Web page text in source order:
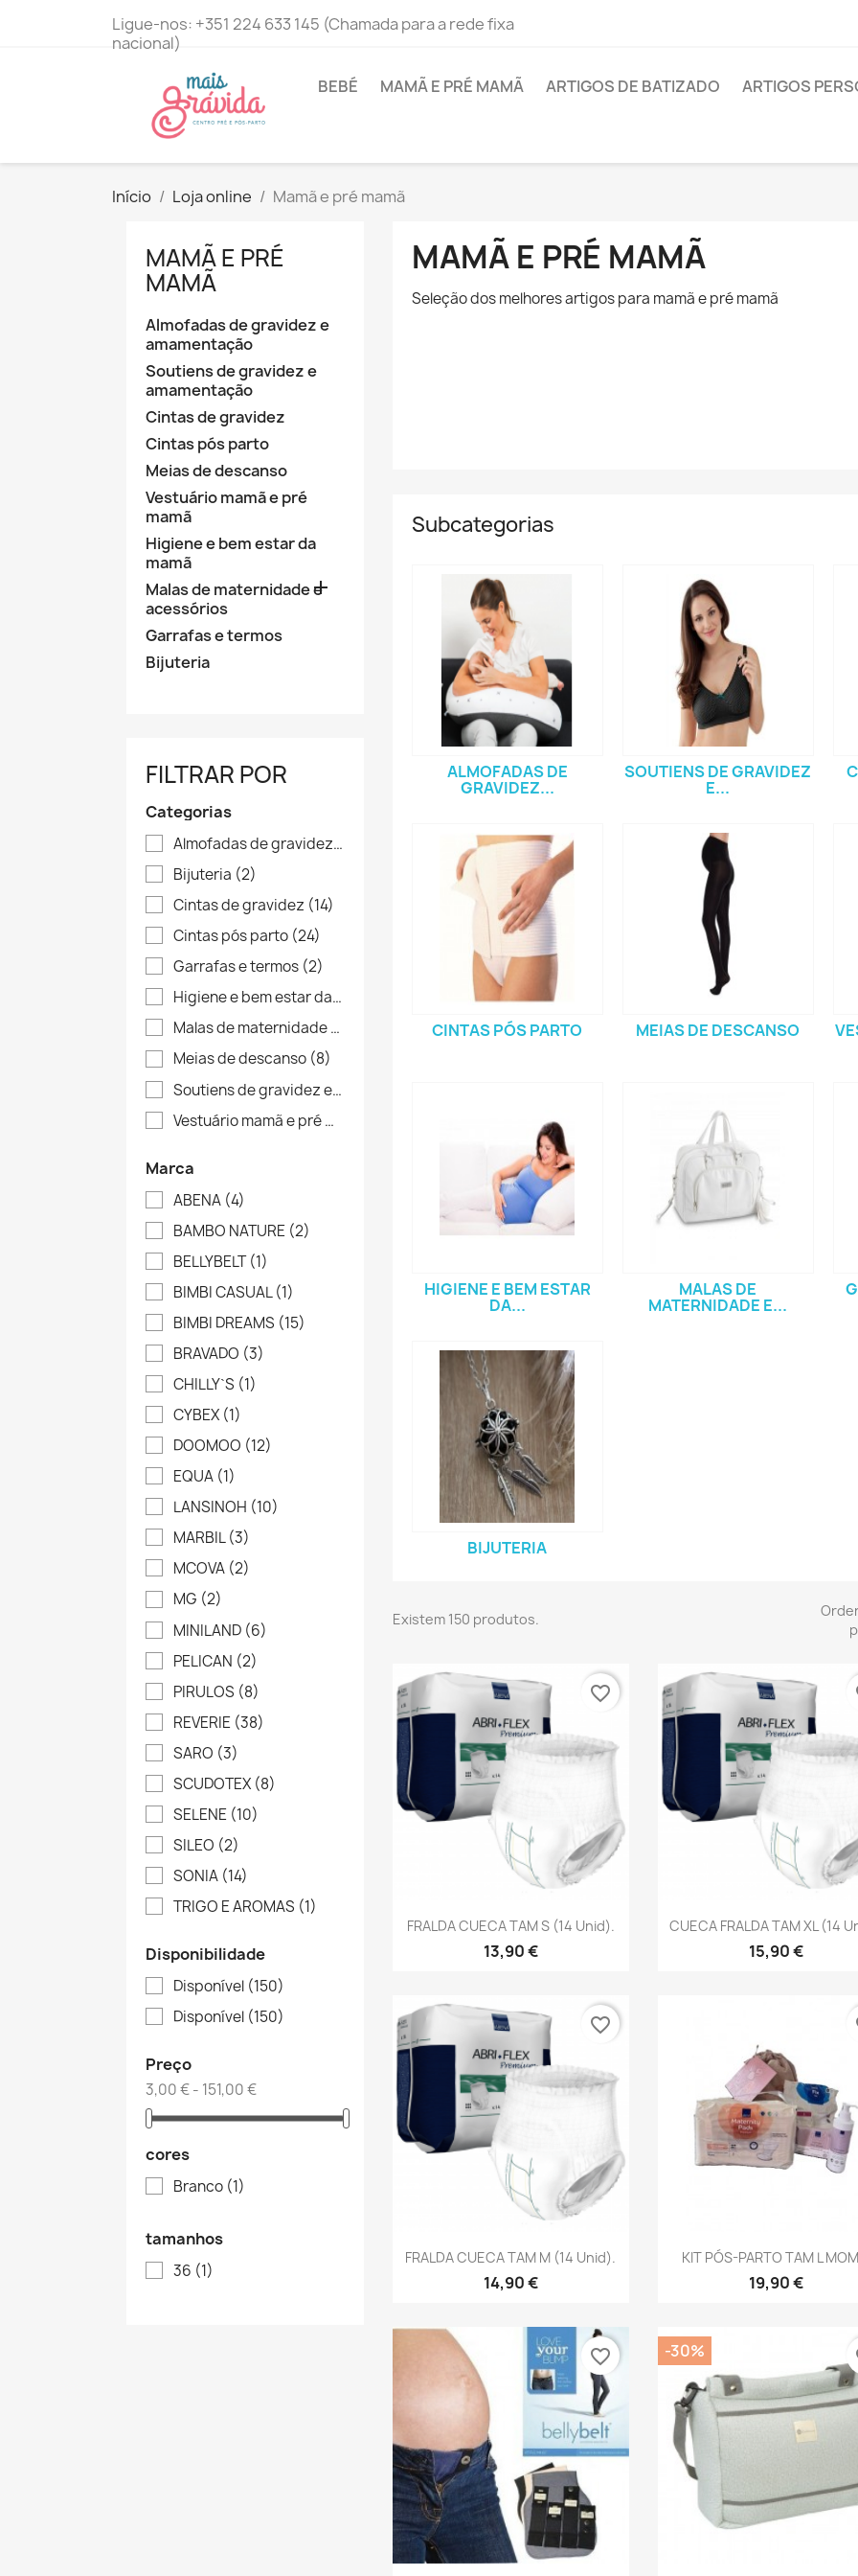
Ligue-nos: +351 224 633 145 (Chamada para a rede fixa
nacional)
BEBÉ MAMÃ E PRÉ MAMÃ ARTIGOS DE BATIZADO ARTIGOS
Início Loja online Mamã e pré mamã
MAMÃ E PRÉ
MAMÃ
Almofadas de gravidez e
amamentação
Soutiens de gravidez e
amamentação
Cintas de gravidez
Cintas pós parto
Meias de descanso
Vestuário mamã e pré
mamã
Higiene e bem estar da
mamã
Malas de maternidade e
acessórios

Garrafas e termos
Bijuteria
FILTRAR POR
Categorias
Almofadas de gravidez e amamentação
(12)
Bijuteria (2)
Cintas de gravidez (14)
Cintas pós parto (24)
Garrafas e termos (2)
Higiene e bem estar da mamã
Malas de maternidade e acessórios
(33)
Meias de descanso (8)
Soutiens de gravidez e amamentação
Vestuário mamã e pré mamã
Marca
ABENA (4)
BAMBO NATURE (2)
BELLYBELT(1)
BIMBI CASUAL(1)
BIMBI DREAMS (15)
BRAVADO (3)
CHILLY`S (1)
CYBEX (1)
DOOMOO (12)
EQUA (1)
LANSINOH (10)
MARBIL(3)
MCOVA (2)
MG (2)
MINILAND (6)
PELICAN (2)
PIRULOS (8)
REVERIE (38)
SARO (3)
SCUDOTEX (8)
SELENE (10)
SILEO (2)
SONIA (14)
TRIGO E AROMAS (1)
Disponibilidade
Disponível (150)
Disponível (150)
Preço
3,00 € - 151,00 €
cores
Branco (1)
tamanhos
36 (1)
MAMÃ E PRÉ MAMÃ
Seleção dos melhores artigos para mamã e pré mamã
Subcategorias
ALMOFADAS DE
GRAVIDEZ...
SOUTIENS DE GRAVIDEZ
E...
CINTAS PÓS PARTO MEIAS DE DESCANSO
HIGIENE E BEM ESTAR
DA...
MALAS DE
MATERNIDADE E...
BIJUTERIA
Existem 150 produtos.
Vista rápida
FRALDA CUECA TAM S (14 Unid).
13,90 €
favorite_border
Vista rápida
CUECA FRALDA TAM XL (14
15,90 €
Vista rápida
FRALDA CUECA TAM M (14 Unid).
14,90 €
favorite_border
Vista rápida
KIT PÓS-PARTO TAM L
19,90 €
favorite_border -30%